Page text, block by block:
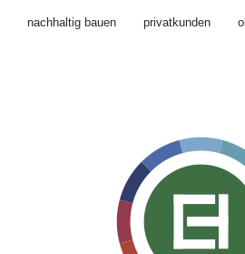
nachhaltig bauen privatkunden